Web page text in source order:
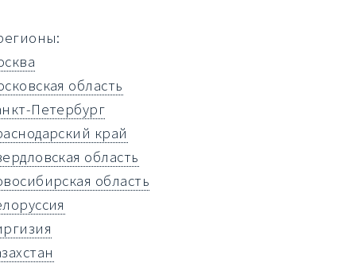
область
Петербург
край
область
область